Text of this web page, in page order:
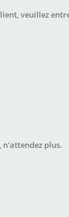
veuillez
n'attendez plus.